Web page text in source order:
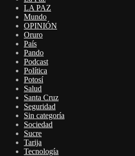
LA PAZ
Mundo
OPINIÓN
Oruro
País
Pando
Podcast
Política
Potosí
Salud
Santa Cruz
Seguridad
Sin categoría
Sociedad
Sucre
Tarija
Tecnología